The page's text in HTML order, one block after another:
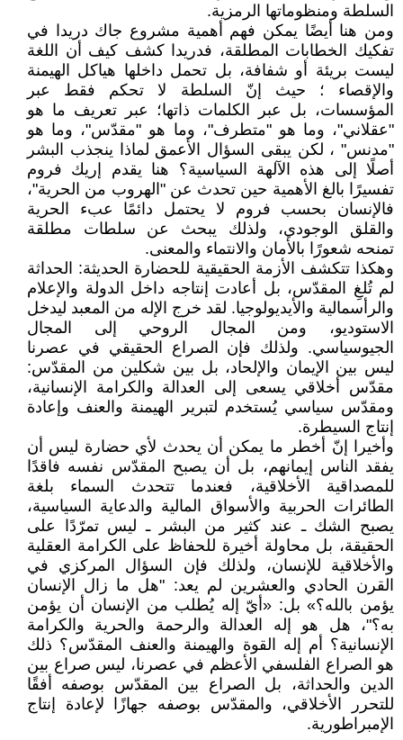
السلطة ومنظوماتها الرمزية.
ومن هنا أيضًا يمكن فهم أهمية مشروع جاك دريدا في
تفكيك الخطابات المطلقة، فدريدا كشف كيف أن اللغة
ليست بريئة أو شفافة، بل تحمل داخلها هياكل الهيمنة
والإقصاء ؛ حيث إنّ السلطة لا تحكم فقط عبر
المؤسسات، بل عبر الكلمات ذاتها؛ عبر تعريف ما هو
"عقلاني"، وما هو "متطرف"، وما هو "مقدّس"، وما هو
"مدنس" ، لكن يبقى السؤال الأعمق لماذا ينجذب البشر
أصلًا إلى هذه الآلهة السياسية؟ هنا يقدم إريك فروم
تفسيرًا بالغ الأهمية حين تحدث عن "الهروب من الحرية"،
فالإنسان بحسب فروم لا يحتمل دائمًا عبء الحرية
والقلق الوجودي، ولذلك يبحث عن سلطات مطلقة
تمنحه شعورًا بالأمان والانتماء والمعنى.
وهكذا تتكشف الأزمة الحقيقية للحضارة الحديثة: الحداثة
لم تُلغِ المقدّس، بل أعادت إنتاجه داخل الدولة والإعلام
والرأسمالية والأيديولوجيا. لقد خرج الإله من المعبد ليدخل
الاستوديو، ومن المجال الروحي إلى المجال
الجيوسياسي. ولذلك فإن الصراع الحقيقي في عصرنا
ليس بين الإيمان والإلحاد، بل بين شكلين من المقدّس:
مقدّس أخلاقي يسعى إلى العدالة والكرامة الإنسانية،
ومقدّس سياسي يُستخدم لتبرير الهيمنة والعنف وإعادة
إنتاج السيطرة.
وأخيرا إنّ أخطر ما يمكن أن يحدث لأي حضارة ليس أن
يفقد الناس إيمانهم، بل أن يصبح المقدّس نفسه فاقدًا
للمصداقية الأخلاقية، فعندما تتحدث السماء بلغة
الطائرات الحربية والأسواق المالية والدعاية السياسية،
يصبح الشك ـ عند كثير من البشر ـ ليس تمرّدًا على
الحقيقة، بل محاولة أخيرة للحفاظ على الكرامة العقلية
والأخلاقية للإنسان، ولذلك فإن السؤال المركزي في
القرن الحادي والعشرين لم يعد: "هل ما زال الإنسان
يؤمن بالله؟» بل: «أيّ إله يُطلب من الإنسان أن يؤمن
به؟"، هل هو إله العدالة والرحمة والحرية والكرامة
الإنسانية؟ أم إله القوة والهيمنة والعنف المقدّس؟ ذلك
هو الصراع الفلسفي الأعظم في عصرنا، ليس صراع بين
الدين والحداثة، بل الصراع بين المقدّس بوصفه أفقًا
للتحرر الأخلاقي، والمقدّس بوصفه جهازًا لإعادة إنتاج
الإمبراطورية.